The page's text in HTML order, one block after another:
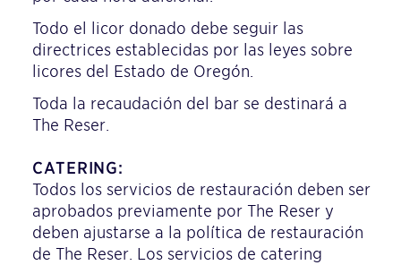
Todo el licor donado debe seguir las
directrices establecidas por las leyes sobre
licores del Estado de Oregón.
Toda la recaudación del bar se destinará a
The Reser.
CATERING:
Todos los servicios de restauración deben ser
aprobados previamente por The Reser y
deben ajustarse a la política de restauración
de The Reser. Los servicios de catering